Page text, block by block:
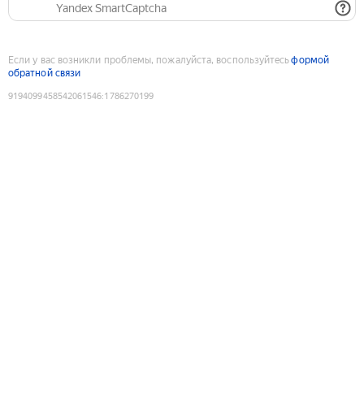
Yandex SmartCaptcha
Если у вас возникли проблемы, пожалуйста, воспользуйтесьформой
обратной связи
9194099458542061546:1786270199